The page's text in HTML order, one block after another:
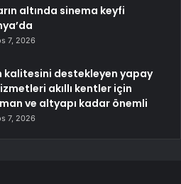
altında sinema keyfi
7, 2026
kalitesini destekleyen yapay
akıllı kentler için
ve altyapı kadar önemli
7, 2026